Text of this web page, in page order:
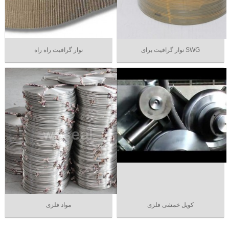
نوار گرافیت راه راه نوار گرافیت برای SWG
مواد فلزی کویل خمشی فلزی